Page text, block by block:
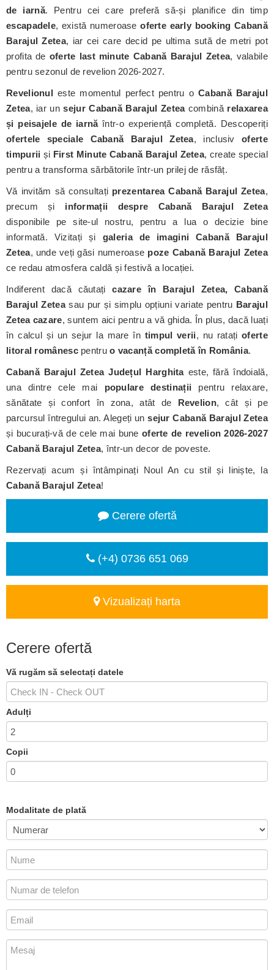
de iarnă. Pentru cei care preferă să-și planifice din timp
escapadele, există numeroaseoferte early booking Cabană
Barajul Zetea, iar cei care decid pe ultima sută de metri pot
profita de oferte last minute Cabană Barajul Zetea, valabile
pentru sezonul de revelion 2026-2027.
Revelionul este momentul perfect pentru oCabană Barajul
Zetea, iar unsejur Cabană Barajul Zeteacombină relaxarea
și peisajele de iarnăîntr-o experiență completă. Descoperiți
ofertele speciale Cabană Barajul Zetea, inclusivoferte
timpurii și First Minute Cabană Barajul Zetea, create special
pentru a transforma sărbătorile într-un prilej de răsfăț.
Vă invităm să consultați prezentarea Cabană Barajul Zetea,
precum și informații despre Cabană Barajul Zetea
disponibile pe site-ul nostru, pentru a lua o decizie bine
informată. Vizitați și galeria de imagini Cabană Barajul
Zetea, unde veți găsi numeroase poze Cabană Barajul Zetea
ce redau atmosfera caldă și festivă a locației.
Indiferent dacă căutațicazare în Barajul Zetea, Cabană
Barajul Zeteasau pur și simplu opțiuni variate pentru Barajul
Zetea cazare, suntem aici pentru a vă ghida. În plus, dacă luați
în calcul și un sejur la mare în timpul verii, nu ratațioferte
litoral românescpentruo vacanță completă în România.
Cabană Barajul Zetea Județul Harghitaeste, fără îndoială,
una dintre cele mai populare destinații pentru relaxare,
sănătate și confort în zona, atât de Revelion, cât și pe
parcursul întregului an. Alegeți unsejur Cabană Barajul Zetea
și bucurați-vă de cele mai bune oferte de revelion 2026-2027
Cabană Barajul Zetea, într-un decor de poveste.
Rezervați acum și întâmpinați Noul An cu stil și liniște, la
Cabană Barajul Zetea!
Cerere ofertă
(+4) 0736 651 069
Vizualizați harta
Cerere ofertă
Vă rugăm să selectați datele
Adulți
Copii
Modalitate de plată